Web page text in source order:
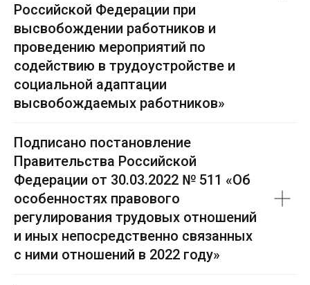
Российской Федерации при
высвобождении работников и
проведению мероприятий по
содействию в трудоустройстве и
социальной адаптации
высвобождаемых работников»
Подписано постановление
Правительства Российской
Федерации от 30.03.2022 № 511 «Об
особенностях правового
регулирования трудовых отношений
и иных непосредственно связанных
с ними отношений в 2022 году»